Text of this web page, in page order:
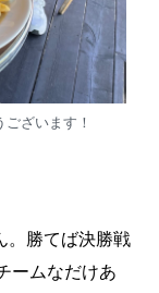
ざいます！
。勝てば決勝戦
ームなだけあ